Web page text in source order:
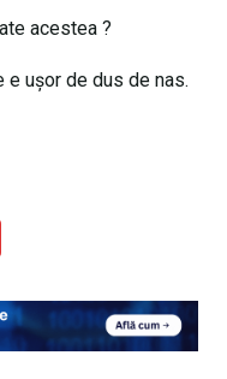
acestea ?
ușor de dus de nas.
ail